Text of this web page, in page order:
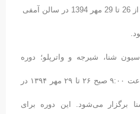
دوره تئوری مربیگری درجه 2 شنا از 26 تا 29 مهر 1394 در سالن آمفی
شنا، شیرجه و واترپلو؛ دوره
تئوری مربیگری درجه ۲ شنا ازساعت ۹:۰۰ صبح ۲۶ تا ۲۹ مهر ۱۳۹۴ در
برگزار می‌شود. این دوره برای